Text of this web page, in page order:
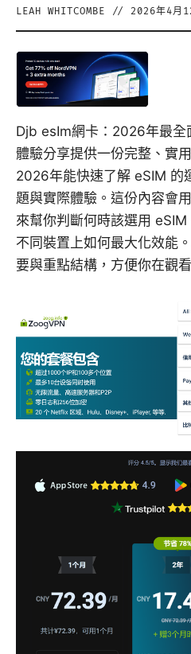
LEAH WHITCOMBE // 2026年4月
Djb esIm網卡：2026年最
體驗分享提供一份完整、實
2026年能快速了解 eSIM 的
題與實際體驗。這份內容會
來幫你判斷何時該選用
不同裝置上如何最大化效能
要與重點結構，方便你在觀